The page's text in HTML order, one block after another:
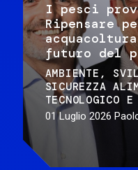
I pesci
Ripensare
futuro del
AMBIENTE
SICUREZZA
TECNOLOGICO
01 Luglio 2026